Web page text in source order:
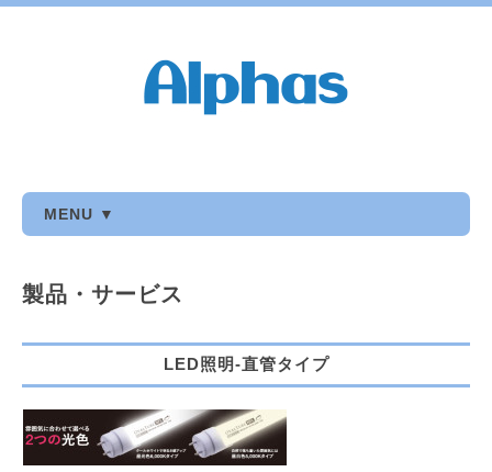
MENU ▼
製品・サービス
LED照明-直管タイプ